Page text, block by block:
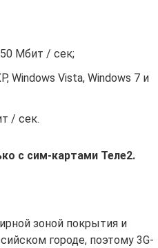
Мбит / сек;
Windows Vista, Windows 7 и
/ сек.
с сим-картами Теле2.
зоной покрытия и
городе, поэтому 3G-